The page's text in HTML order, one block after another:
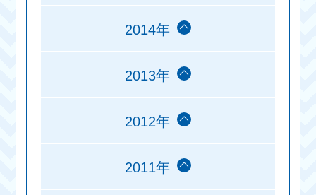
2014年
2013年
2012年
2011年